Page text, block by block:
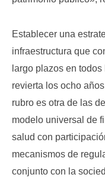
Establecer una
infraestructura que
largo plazos en
revierta los ocho
rubro es otra de las
modelo universal de
salud con
mecanismos de
conjunto con la